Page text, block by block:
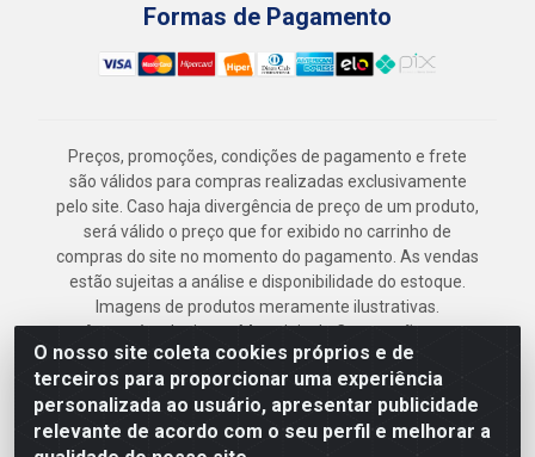
O nosso site coleta cookies próprios e de
terceiros para proporcionar uma experiência
personalizada ao usuário, apresentar publicidade
relevante de acordo com o seu perfil e melhorar a
Formas de Pagamento
Preços, promoções, condições de pagamento e frete
são válidos para compras realizadas exclusivamente
pelo site. Caso haja divergência de preço de um produto,
será válido o preço que for exibido no carrinho de
compras do site no momento do pagamento. As vendas
estão sujeitas a análise e disponibilidade do estoque.
Imagens de produtos meramente ilustrativas.
Armazém Jenipapo Materiais de Construção em
Geral LTDA - Rua das Flores, 2691 - Guabiraba,
Recife/PE - CEP 52.291-630 - CNPJ
41.097.379/0001-